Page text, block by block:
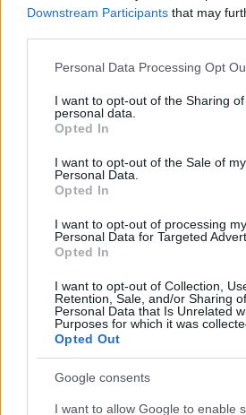
Downstream Participants that may
Please note that this website/app
not limited to your visit or usage
grant or deny consent to Google and
use your data for below specified
consent section.
Personal Data Processing Opt
I want to opt-out of the Sharing
personal data.
Opted In
I want to opt-out of the Sale of my
Personal Data.
Opted In
I want to opt-out of processing my
Personal Data for Targeted
Opted In
I want to opt-out of Collection,
Retention, Sale, and/or Sharing
Personal Data that Is Unrelated
Purposes for which it was
Opted Out
Google consents
I want to allow Google to enable
műalkotásokkal lehet